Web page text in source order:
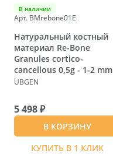
В наличии
Арт. BMrebone01E
Натуральный костный
материал Re-Bone
Granules cortico-
cancellous 0,5g - 1-2 mm
UBGEN
5 498 ₽
В КОРЗИНУ
КУПИТЬ В 1 КЛИК